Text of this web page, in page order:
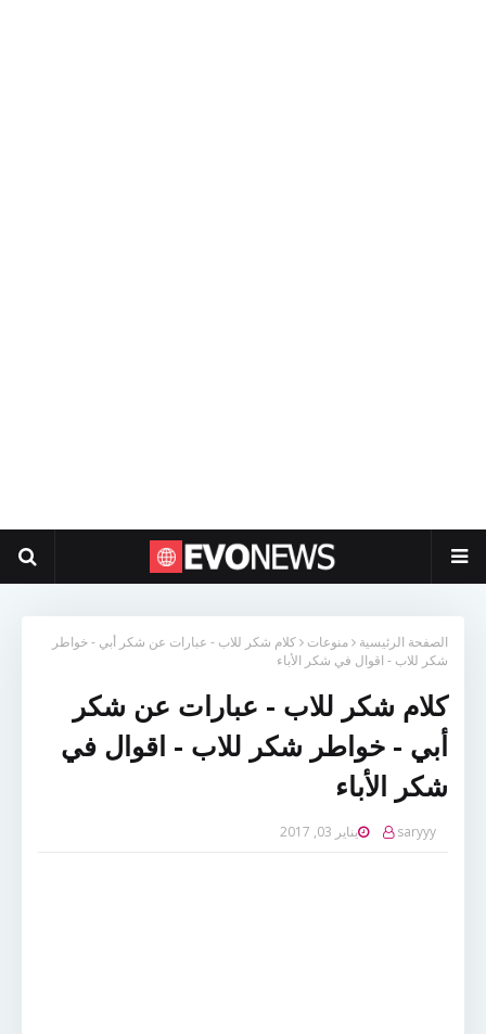
الصفحة الرئيسية منوعات
كلام شكر للاب - عبارات عن شكر أبي - خواطر
شكر للاب - اقوال في شكر الأباء
كلام شكر للاب - عبارات عن شكر
أبي - خواطر شكر للاب - اقوال في
شكر الأباء
saryyy يناير 03, 2017